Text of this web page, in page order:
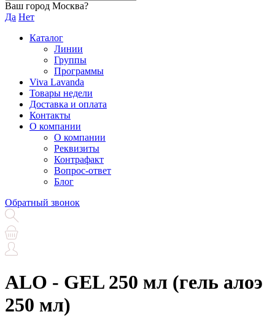
Ваш город Москва?
Да Нет
Каталог
Линии
Группы
Программы
Viva Lavanda
Товары недели
Доставка и оплата
Контакты
О компании
О компании
Реквизиты
Контрафакт
Вопрос-ответ
Блог
Обратный звонок
ALO - GEL 250 мл (гель алоэ
250 мл)